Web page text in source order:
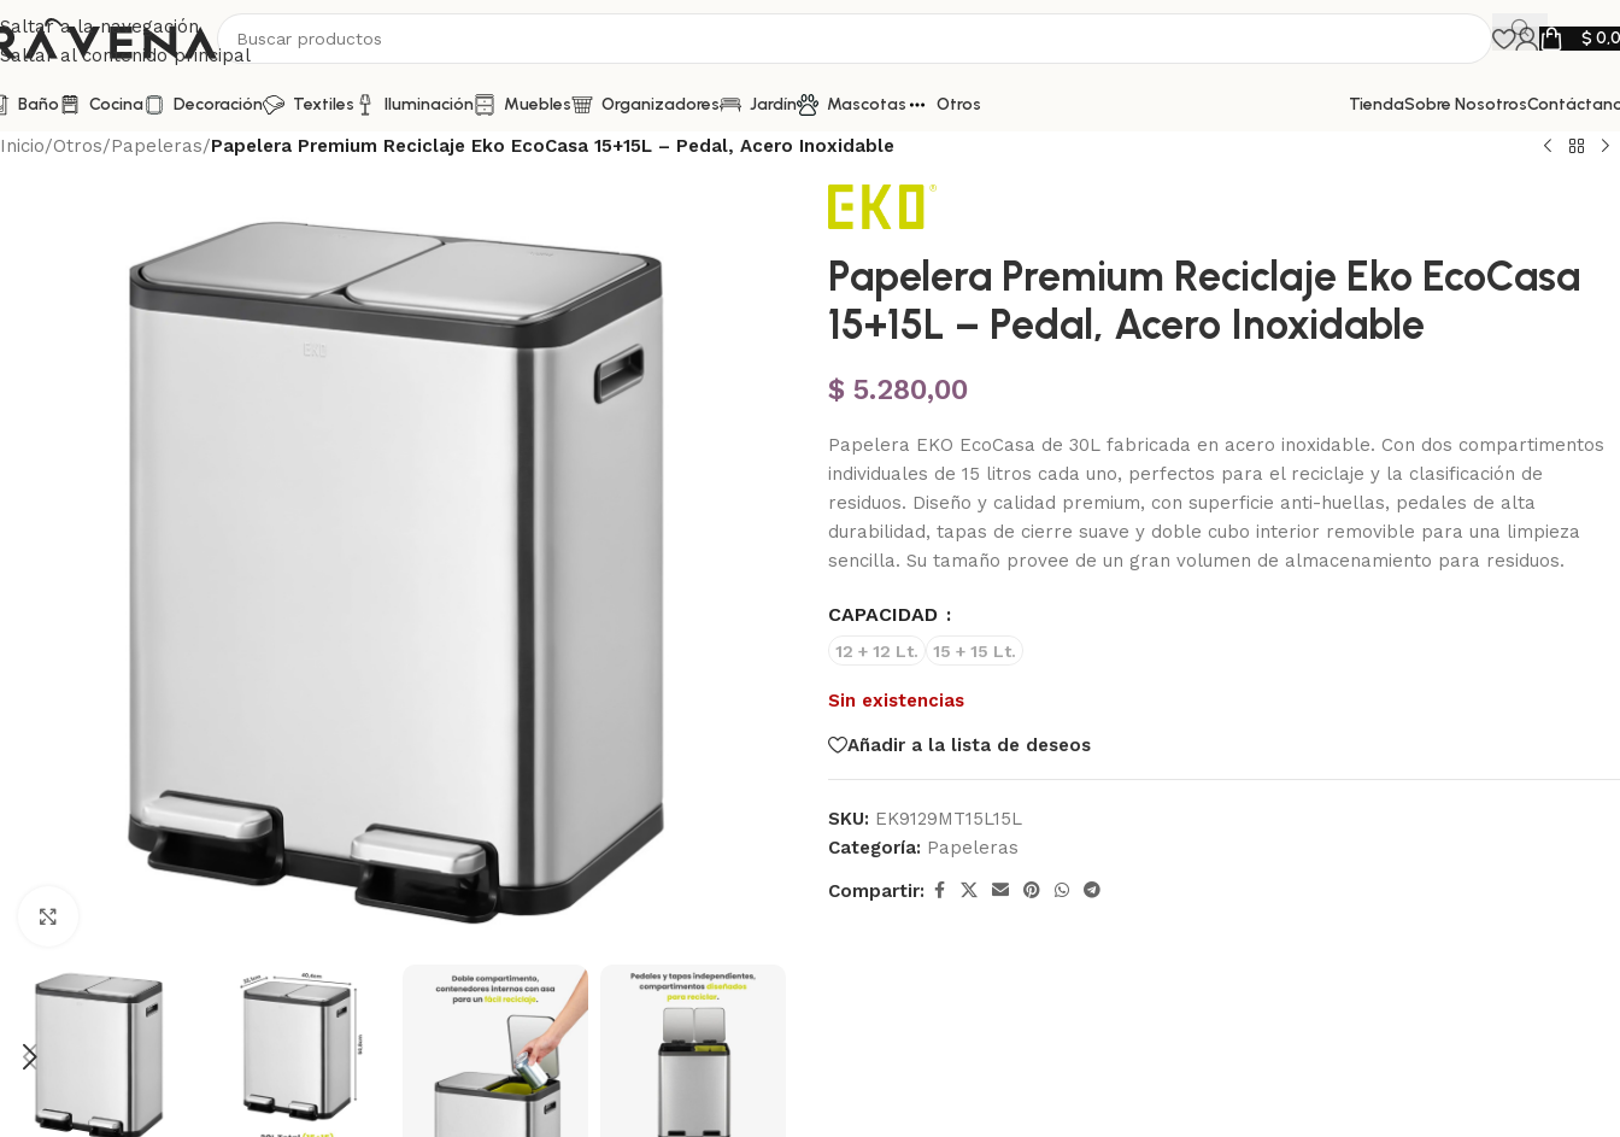
Saltar a la navegación
Saltar al contenido principal
$
Baño Cocina Decoración Textiles Iluminación Muebles Organizadores Jardín Mascotas Otros TiendaSobre Nosotros
Inicio/Otros/Papeleras/Papelera Premium Reciclaje Eko EcoCasa 15+15L – Pedal, Acero Inoxidable
Papelera Premium Reciclaje Eko EcoCasa
15+15L – Pedal, Acero Inoxidable
$ 5.280,00
Papelera EKO EcoCasa de 30L fabricada en acero inoxidable. Con dos compartimentos
individuales de 15 litros cada uno, perfectos para el reciclaje y la clasificación de
residuos. Diseño y calidad premium, con superficie anti-huellas, pedales de alta
durabilidad, tapas de cierre suave y doble cubo interior removible para una limpieza
sencilla. Su tamaño provee de un gran volumen de almacenamiento para residuos.
CAPACIDAD
12 + 12 Lt. 15 + 15 Lt.
Sin existencias
Añadir a la lista de deseos
SKU: EK9129MT15L15L
Categoría: Papeleras
Compartir: